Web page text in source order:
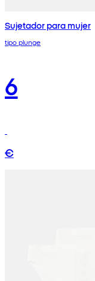
Sujetador para mujer
tipo plunge
6
€